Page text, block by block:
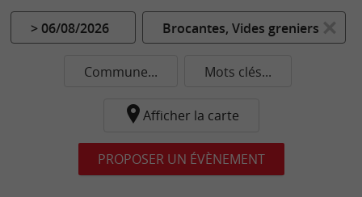
> 06/08/2026 Brocantes, Vides greniers
Commune... Mots clés...
Afficher la carte
PROPOSER UN ÉVÈNEMENT